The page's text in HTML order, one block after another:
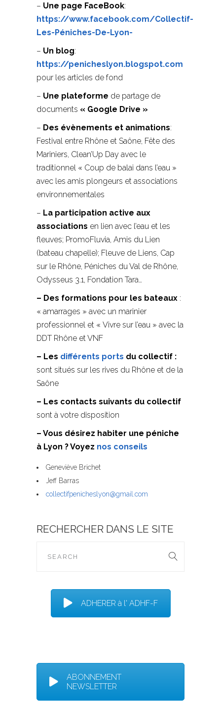
– Une page FaceBook:
https://www.facebook.com/Collectif-
Les-Péniches-De-Lyon-
– Un blog:
https://penicheslyon.blogspot.com
pour les articles de fond
– Une plateforme de partage de
documents « Google Drive »
– Des évènements et animations:
Festival entre Rhône et Saône, Fête des
Mariniers, Clean’Up Day avec le
traditionnel « Coup de balai dans l’eau »
avec les amis plongeurs et associations
environnementales
– La participation active aux
associations en lien avec l’eau et les
fleuves; PromoFluvia, Amis du Lien
(bateau chapelle); Fleuve de Liens, Cap
sur le Rhône, Péniches du Val de Rhône,
Odysseus 3.1, Fondation Tara…
– Des formations pour les bateaux :
« amarrages » avec un marinier
professionnel et « Vivre sur l’eau » avec la
DDT Rhône et VNF
– Les différents ports du collectif :
sont situés sur les rives du Rhône et de la
Saône
– Les contacts suivants du collectif
sont à votre disposition
– Vous désirez habiter une péniche
à Lyon ? Voyez nos conseils
Geneviève Brichet
Jeff Barras
collectifpenicheslyon@gmail.com
RECHERCHER DANS LE SITE
ADHERER à l' ADHF-F
ABONNEMENT
NEWSLETTER